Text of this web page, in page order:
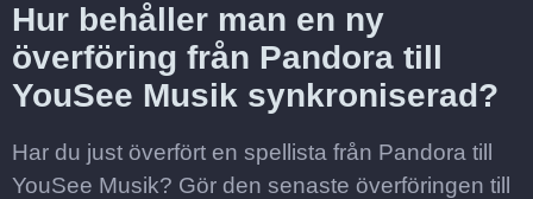
Hur behåller man en ny
överföring från Pandora till
YouSee Musik synkroniserad?
Har du just överfört en spellista från Pandora till
YouSee Musik? Gör den senaste överföringen till